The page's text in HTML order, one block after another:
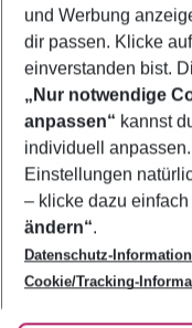
Footer
Footer navigation
Über uns
AGB
Bestpreisgarantie
Cookie-Einstellungen
Cookie-Richtlinie
Agenturbetreuung
Barrierefreies Reisen
Folge uns
und Werbung
dir passen. Klicke auf
einverstanden bist.
„Nur notwendige
anpassen“ kannst
individuell
Einstellungen
– klicke dazu
ändern“.
Datenschutz-
Cookie/Tracking-